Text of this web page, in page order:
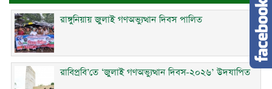
রাঙ্গুনিয়ায় জুলাই গণঅভ্যুত্থান দিবস পালিত
রাবিপ্রবি’তে ‘জুলাই গণঅভ্যুত্থান দিবস-২০২৬’ উদযাপিত